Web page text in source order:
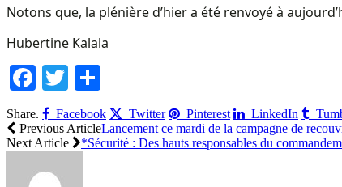
Notons que, la plénière d’hier a été renvoyé à
Hubertine Kalala
Facebook
Twitter
Share. Facebook Twitter Pinterest LinkedIn
Previous ArticleLancement ce mardi de la campagne de
Next Article
*Sécurité : Des hauts responsables du